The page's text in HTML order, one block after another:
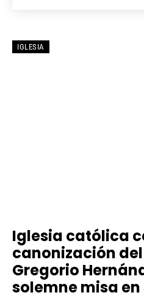
IGLESIA
Iglesia católica
canonización
Gregorio
solemne misa